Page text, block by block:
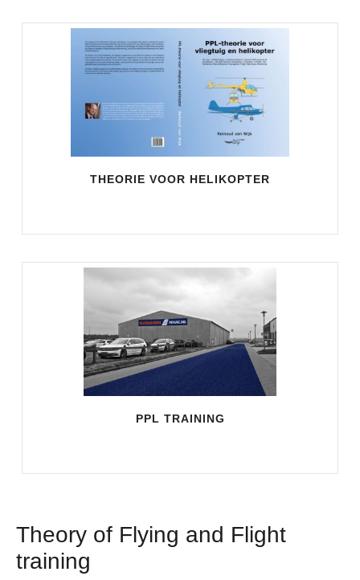
THEORIE VOOR HELIKOPTER
PPL TRAINING
Theory of Flying and Flight
training